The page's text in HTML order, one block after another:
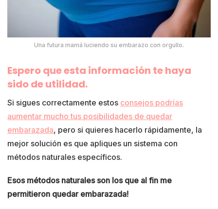
Una futura mamá luciendo su embarazo con orgullo.
Espero que esta información te haya
sido de utilidad.
Si sigues correctamente estos consejos podrías
aumentar mucho tus posibilidades de quedar
embarazada, pero si quieres hacerlo rápidamente, la
mejor solución es que apliques un sistema con
métodos naturales específicos.
Esos métodos naturales son los que al fin me
permitieron quedar embarazada!